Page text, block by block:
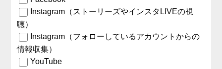
Instagram（ストーリーズやインスタLIVEの視
聴）
Instagram（フォローしているアカウントからの
情報収集）
YouTube